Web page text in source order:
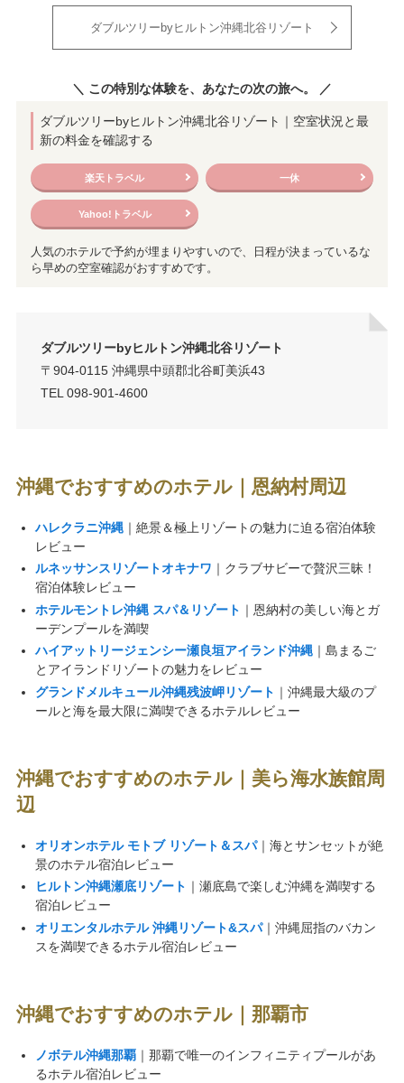
ダブルツリーbyヒルトン沖縄北谷リゾート
＼ この特別な体験を、あなたの次の旅へ。 ／
ダブルツリーbyヒルトン沖縄北谷リゾート｜空室状況と最
新の料金を確認する
楽天トラベル 一休
Yahoo!トラベル
人気のホテルで予約が埋まりやすいので、日程が決まっているな
ら早めの空室確認がおすすめです。
ダブルツリーbyヒルトン沖縄北谷リゾート
〒904-0115 沖縄県中頭郡北谷町美浜43
TEL 098-901-4600
沖縄でおすすめのホテル｜恩納村周辺
ハレクラニ沖縄｜絶景＆極上リゾートの魅力に迫る宿泊体験
レビュー
ルネッサンスリゾートオキナワ ｜クラブサビーで贅沢三昧！
宿泊体験レビュー
ホテルモントレ沖縄 スパ＆リゾート ｜恩納村の美しい海とガ
ーデンプールを満喫
ハイアットリージェンシー瀬良垣アイランド沖縄｜島まるご
とアイランドリゾートの魅力をレビュー
グランドメルキュール沖縄残波岬リゾート ｜沖縄最大級のプ
ールと海を最大限に満喫できるホテルレビュー
沖縄でおすすめのホテル｜美ら海水族館周
辺
オリオンホテル モトブ リゾート＆スパ｜海とサンセットが絶
景のホテル宿泊レビュー
ヒルトン沖縄瀬底リゾート ｜瀬底島で楽しむ沖縄を満喫する
宿泊レビュー
オリエンタルホテル 沖縄リゾート&スパ｜沖縄屈指のバカン
スを満喫できるホテル宿泊レビュー
沖縄でおすすめのホテル｜那覇市
ノボテル沖縄那覇｜那覇で唯一のインフィニティプールがあ
るホテル宿泊レビュー